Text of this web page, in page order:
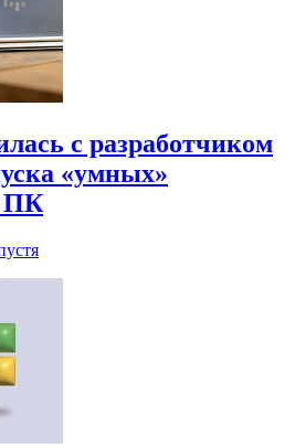
с разработчиком
«умных»
ПК